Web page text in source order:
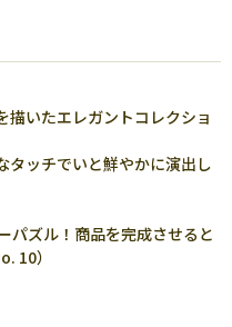
いたエレガントコレクショ
タッチでいと鮮やかに演出し
パズル！商品を完成させると
10）